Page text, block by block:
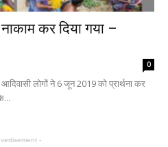
कर दिया गया –
0
लोगों ने 6 जून 2019 को प्रार्थना कर
-